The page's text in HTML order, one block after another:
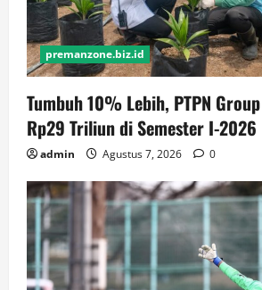
premanzone.biz.id
Tumbuh 10% Lebih, PTPN
Rp29 Triliun di Semester I-2026
admin Agustus 7, 2026 0